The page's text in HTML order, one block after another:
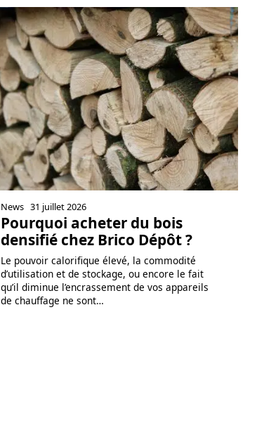
News 31 juillet 2026
Pourquoi acheter du bois
densifié chez Brico Dépôt ?
Le pouvoir calorifique élevé, la commodité
d’utilisation et de stockage, ou encore le fait
qu’il diminue l’encrassement de vos appareils
de chauffage ne sont…